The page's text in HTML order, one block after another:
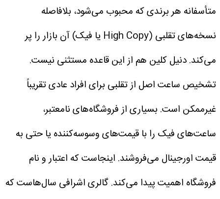
متأسفانه هر برندی که محبوب می‌شود، بلافاصله
نسخه‌های تقلبی (High Copy یا فیک) آن بازار را پر
می‌کند. دنیل کلین هم از این قاعده مستثنی نیست.
تشخیص ساعت اصل از تقلبی برای افراد عادی تقریباً
غیرممکن است. بسیاری از فروشگاه‌های نامعتبر،
ساعت‌های فیک را با قیمت‌های وسوسه‌کننده یا حتی به
قیمت اورجینال می‌فروشند. اینجاست که اعتبار و نام
فروشگاه اهمیت پیدا می‌کند.گالری اشرافی سال‌هاست که